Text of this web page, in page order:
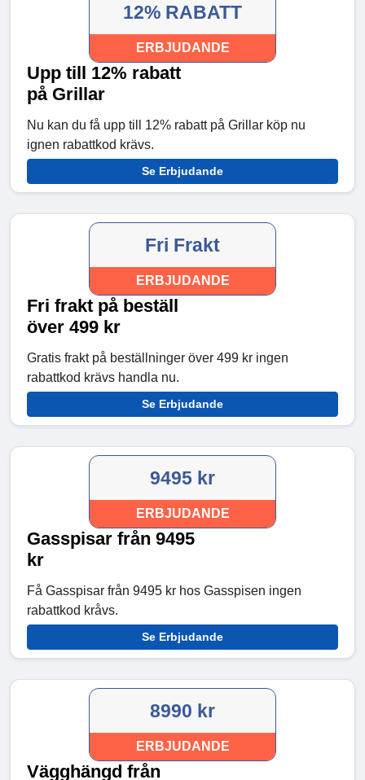
12% RABATT
ERBJUDANDE
Upp till 12% rabatt
på Grillar
Nu kan du få upp till 12% rabatt på Grillar köp nu
ignen rabattkod krävs.
Se Erbjudande
Fri Frakt
ERBJUDANDE
Fri frakt på beställ
över 499 kr
Gratis frakt på beställninger över 499 kr ingen
rabattkod krävs handla nu.
Se Erbjudande
9495 kr
ERBJUDANDE
Gasspisar från 9495
kr
Få Gasspisar från 9495 kr hos Gasspisen ingen
rabattkod kråvs.
Se Erbjudande
8990 kr
ERBJUDANDE
Vägghängd från